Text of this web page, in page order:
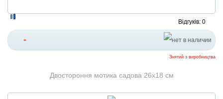
Відгуків: 0
-
Знятий з виробництва
Двостороння мотика садова 26х18 см